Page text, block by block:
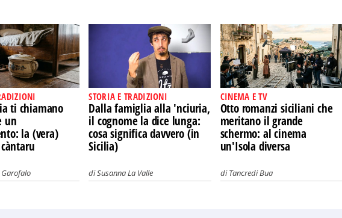
ti chiamano
un
la (vera)
Garofalo
STORIA E TRADIZIONI
Dalla famiglia alla 'nciuria,
il cognome la dice lunga:
cosa significa davvero (in
Sicilia)
diSusanna La Valle
CINEMA E TV
Otto romanzi siciliani che
meritano il grande
schermo: al cinema
un'Isola diversa
diTancredi Bua